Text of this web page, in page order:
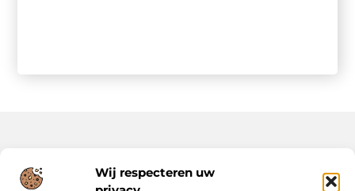
Wij respecteren uw
Onze informatie